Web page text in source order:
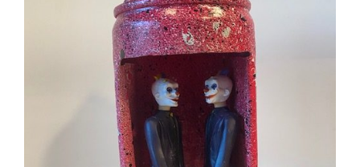
AJOUTER AU PANIER
/